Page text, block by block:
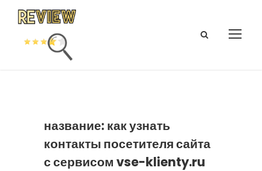
название: как узнать
контакты посетителя сайта
с сервисом vse-klienty.ru